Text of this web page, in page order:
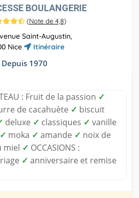
BOULANGERIE
(Note de 4,8)
Saint-Augustin,
Nice
Itinéraire
Depuis 1970
: Fruit de la passion ✓
de cacahuète ✓ biscuit
deluxe ✓ classiques ✓ vanille
✓ moka ✓ amande ✓ noix de
miel ✓ OCCASIONS :
✓ anniversaire et remise